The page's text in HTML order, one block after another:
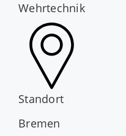
Wehrtechnik
Standort
Bremen